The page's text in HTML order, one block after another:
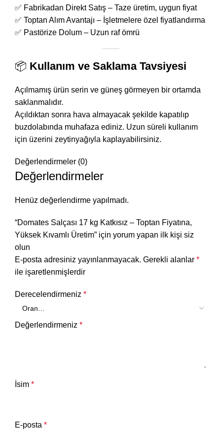
✅ Fabrikadan Direkt Satış – Taze üretim, uygun fiyat
✅ Toptan Alım Avantajı – İşletmelere özel fiyatlandırma
✅ Pastörize Dolum – Uzun raf ömrü
📦 Kullanım ve Saklama Tavsiyesi
Açılmamış ürün serin ve güneş görmeyen bir ortamda
saklanmalıdır.
Açıldıktan sonra hava almayacak şekilde kapatılıp
buzdolabında muhafaza ediniz. Uzun süreli kullanım
için üzerini zeytinyağıyla kaplayabilirsiniz.
Değerlendirmeler (0)
Değerlendirmeler
Henüz değerlendirme yapılmadı.
“Domates Salçası 17 kg Katkısız – Toptan Fiyatına,
Yüksek Kıvamlı Üretim” için yorum yapan ilk kişi siz
olun
E-posta adresiniz yayınlanmayacak. Gerekli alanlar *
ile işaretlenmişlerdir
Derecelendirmeniz *
Değerlendirmeniz *
İsim *
E-posta *